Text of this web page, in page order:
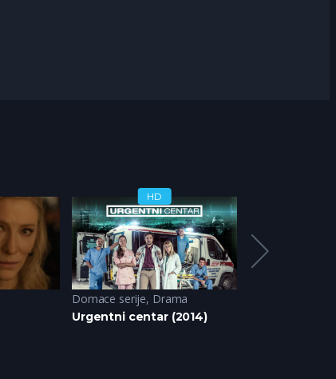
HD
Domace serije, Drama
Urgentni centar (2014)